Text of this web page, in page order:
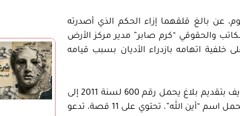
عن بالغ قلقهما إزاء الحكم الذي أصدرته
2014 بتأييد الحكم الصادر ضد الكاتب والحقوقي “كرم صابر” مدير مركز الأرض
13 يونية 2013 بحبسه خمس سنوات وكفالة 1000 جنيهًا؛ على خلفية اتهامه بازدراء الأديان بسبب قيامه
تعود وقائع القضية إلى 12 أبريل 2011 عندما قام عدد من المواطنين بمحافظة بني سويف بتقديم بلاغ يحمل رقم 600 لسنة 2011 إلى
المحامي العام لنيابات بني سويف، يتهمون فيه “كرم صابر” بإصدار مجموعة قصصية تحمل اسم “أين الله”، تحتوي على 11 قصة، تدعو